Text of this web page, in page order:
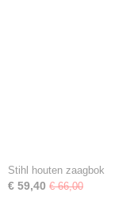
Stihl houten zaagbok
€ 59,40 € 66,00